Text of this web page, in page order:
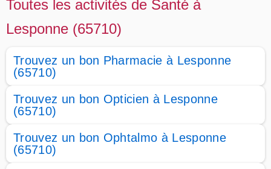
Toutes les activités de Santé à
Lesponne (65710)
Trouvez un bon Pharmacie à Lesponne
(65710)
Trouvez un bon Opticien à Lesponne
(65710)
Trouvez un bon Ophtalmo à Lesponne
(65710)